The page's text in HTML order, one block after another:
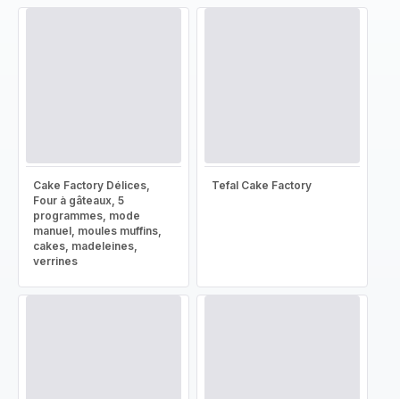
Cake Factory Délices,
Four à gâteaux, 5
programmes, mode
manuel, moules muffins,
cakes, madeleines,
verrines
Tefal Cake Factory